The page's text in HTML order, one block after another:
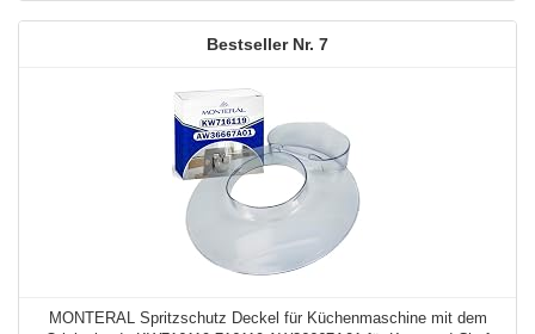
7
MONTERAL Spritzschutz Deckel für Küchenmaschine mit dem